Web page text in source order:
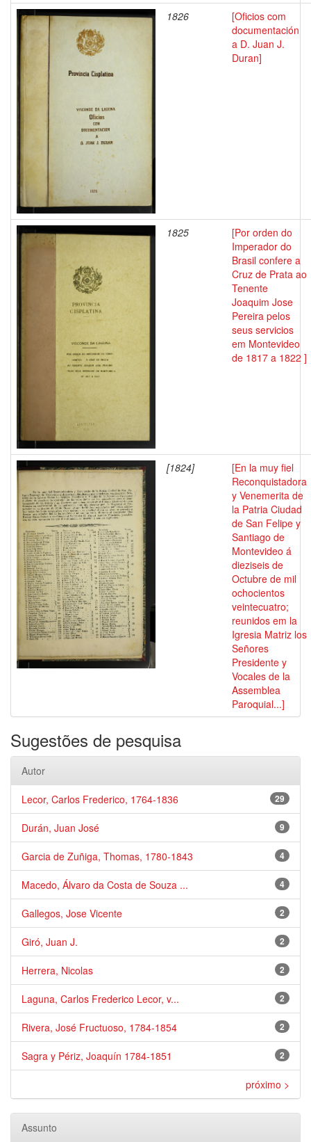
1826
[Oficios com
documentación
a D. Juan J.
Duran]
1825
[Por orden do
Imperador do
Brasil confere a
Cruz de Prata ao
Tenente
Joaquim Jose
Pereira pelos
seus servicios
em Montevideo
de 1817 a 1822 ]
[1824]
[En la muy fiel
Reconquistadora
y Venemerita de
la Patria Ciudad
de San Felipe y
Santiago de
Montevideo á
dieziseis de
Octubre de mil
ochocientos
veintecuatro;
reunidos em la
Igresia Matriz los
Señores
Presidente y
Vocales de la
Assemblea
Paroquial...]
Sugestões de pesquisa
Autor
29
Lecor, Carlos Frederico, 1764-1836
9
Durán, Juan José
4
Garcia de Zuñiga, Thomas, 1780-1843
4
Macedo, Álvaro da Costa de Souza ...
2
Gallegos, Jose Vicente
2
Giró, Juan J.
2
Herrera, Nicolas
2
Laguna, Carlos Frederico Lecor, v...
2
Rivera, José Fructuoso, 1784-1854
2
Sagra y Périz, Joaquín 1784-1851
próximo >
Assunto